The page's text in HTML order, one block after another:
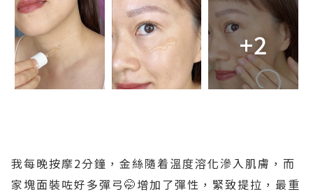
+2
我每晚按摩2分鐘，金絲隨着溫度溶化滲入肌膚，而
家塊面裝咗好多彈弓🤭增加了彈性，緊致提拉，最重